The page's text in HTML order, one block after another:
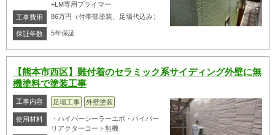
+LM専用プライマー
工事費用
86万円（付帯部塗装、足場代込み）
保証年数 5年保証
【熊本市西区】難付着のセラミック系サイディング外壁に無
機塗料で塗装工事
工事内容 足場工事 外壁塗装
使用材料
・ハイパーシーラーエポ・ハイパー
リアクターコート無機